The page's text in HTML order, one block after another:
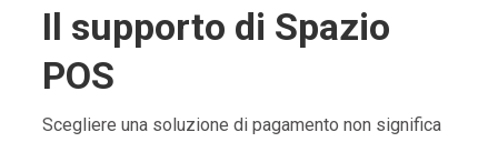
Il supporto di Spazio
POS
Scegliere una soluzione di pagamento non significa